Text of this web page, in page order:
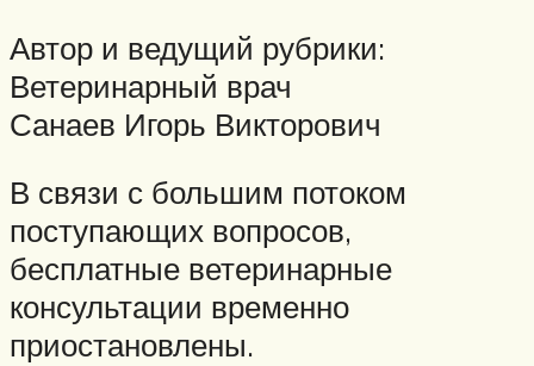
Автор и ведущий рубрики:
Ветеринарный врач
Санаев Игорь Викторович
В связи с большим потоком
поступающих вопросов,
бесплатные ветеринарные
консультации временно
приостановлены.